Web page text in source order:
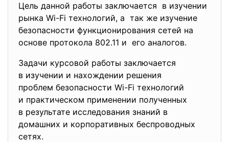
Цель данной работы заключается в изучении
рынка Wi-Fi технологий, а так же изучение
безопасности функционирования сетей на
основе протокола 802.11 и его аналогов.
Задачи курсовой работы заключается
в изучении и нахождении решения
проблем безопасности Wi-Fi технологий
и практическом применении полученных
в результате исследования знаний в
домашних и корпоративных беспроводных
сетях.